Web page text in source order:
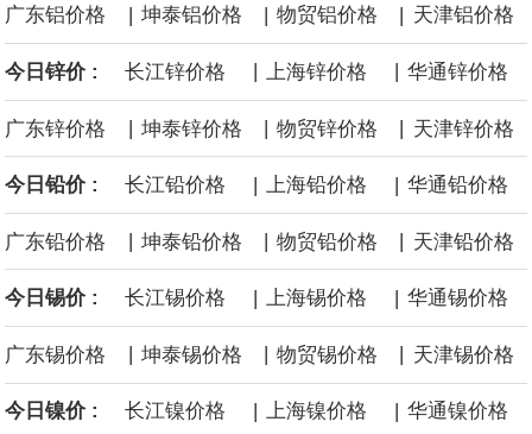
危及了经由红海向东运输原油的替代路线，但沙特方面仍下调了价
格。
广东铝价格 | 坤泰铝价格 | 物贸铝价格 | 天津铝价格
今日锌价 : 长江锌价格 上海锌价格 华通锌价格
广东锌价格 | 坤泰锌价格 | 物贸锌价格 | 天津锌价格
今日铅价 : 长江铅价格 | 上海铅价格 | 华通铅价格
广东铅价格 坤泰铅价格 物贸铅价格 天津铅价格
今日锡价 : 长江锡价格 | 上海锡价格 | 华通锡价格
广东锡价格 坤泰锡价格 物贸锡价格 天津锡价格
今日镍价 : 长江镍价格 | 上海镍价格 | 华通镍价格